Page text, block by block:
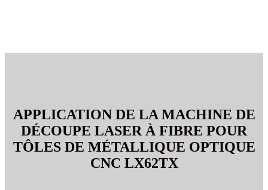
APPLICATION DE LA MACHINE DE
DÉCOUPE LASER À FIBRE POUR
TÔLES DE MÉTALLIQUE OPTIQUE
CNC LX62TX